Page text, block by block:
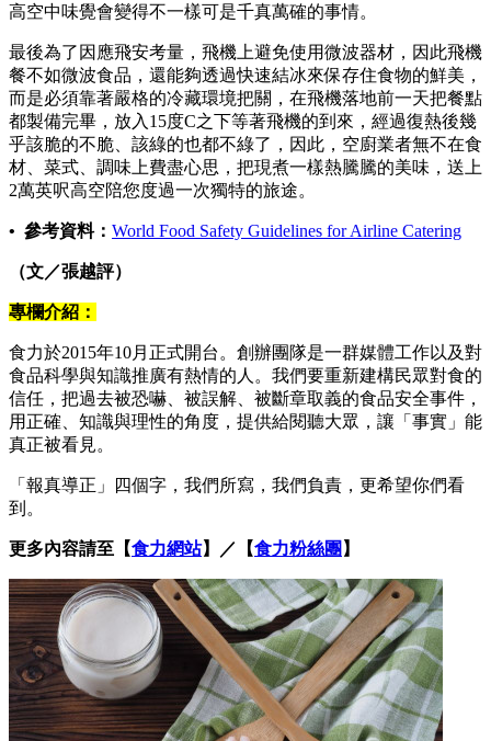
高空中味覺會變得不一樣可是千真萬確的事情。
最後為了因應飛安考量，飛機上避免使用微波器材，因此飛機
餐不如微波食品，還能夠透過快速結冰來保存住食物的鮮美，
而是必須靠著嚴格的冷藏環境把關，在飛機落地前一天把餐點
都製備完畢，放入15度C之下等著飛機的到來，經過復熱後幾
乎該脆的不脆、該綠的也都不綠了，因此，空廚業者無不在食
材、菜式、調味上費盡心思，把現煮一樣熱騰騰的美味，送上
2萬英呎高空陪您度過一次獨特的旅途。
• 參考資料： World Food Safety Guidelines for Airline Catering
（文／張越評）
專欄介紹：
食力於2015年10月正式開台。創辦團隊是一群媒體工作以及對
食品科學與知識推廣有熱情的人。我們要重新建構民眾對食的
信任，把過去被恐嚇、被誤解、被斷章取義的食品安全事件，
用正確、知識與理性的角度，提供給閱聽大眾，讓「事實」能
真正被看見。
「報真導正」四個字，我們所寫，我們負責，更希望你們看
到。
更多內容請至【食力網站】／【食力粉絲團 】